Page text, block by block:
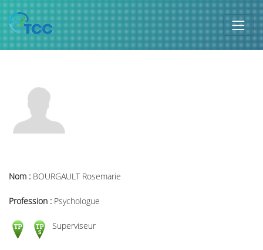
Nom : BOURGAULT Rosemarie
Profession : Psychologue
Superviseur